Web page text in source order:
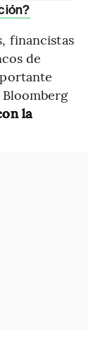
financistas
de
la